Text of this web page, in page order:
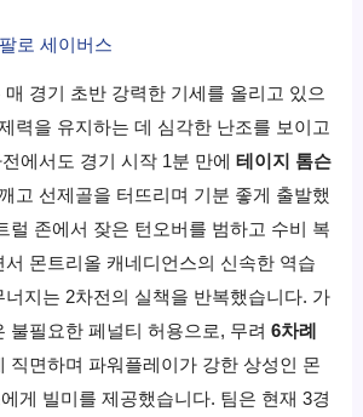
로 세이버스
경기 초반 강력한 기세를 올리고 있으
력을 유지하는 데 심각한 난조를 보이고
에서도 경기 시작 1분 만에테이지 톰슨
고 선제골을 터뜨리며 기분 좋게 출발했
럴 존에서 잦은 턴오버를 범하고 수비 복
몬트리올 캐네디언스의 신속한 역습
지는 2차전의 실책을 반복했습니다. 가
불필요한 페널티 허용으로, 무려6차례
직면하며 파워플레이가 강한 상성인 몬
게 빌미를 제공했습니다. 팀은 현재 3경